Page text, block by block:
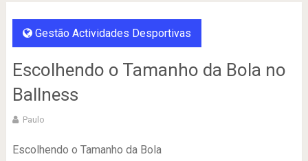
Gestão Actividades Desportivas
Escolhendo o Tamanho da Bola no
Ballness
Paulo
Escolhendo o Tamanho da Bola